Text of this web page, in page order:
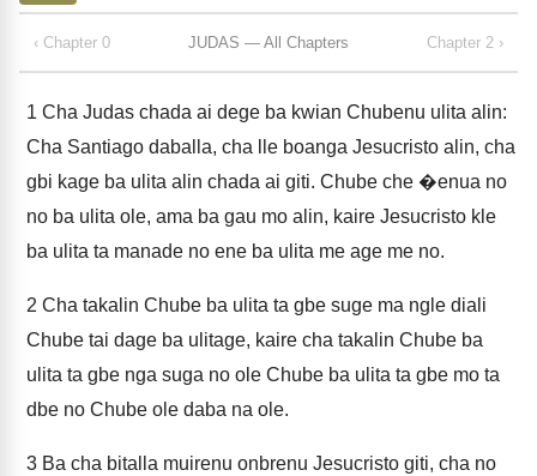
‹ Chapter 0 JUDAS — All Chapters Chapter 2 ›
1 Cha Judas chada ai dege ba kwian Chubenu ulita alin:
Cha Santiago daballa, cha lle boanga Jesucristo alin, cha
gbi kage ba ulita alin chada ai giti. Chube che �enua no
no ba ulita ole, ama ba gau mo alin, kaire Jesucristo kle
ba ulita ta manade no ene ba ulita me age me no.
2 Cha takalin Chube ba ulita ta gbe suge ma ngle diali
Chube tai dage ba ulitage, kaire cha takalin Chube ba
ulita ta gbe nga suga no ole Chube ba ulita ta gbe mo ta
dbe no Chube ole daba na ole.
3 Ba cha bitalla muirenu onbrenu Jesucristo giti, cha no